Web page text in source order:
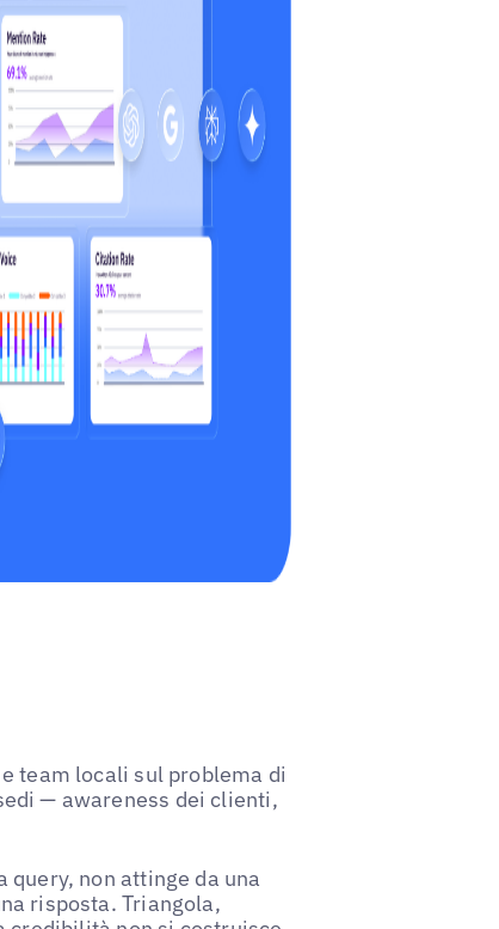
team locali sul problema di
— awareness dei clienti,
query, non attinge da una
risposta. Triangola,